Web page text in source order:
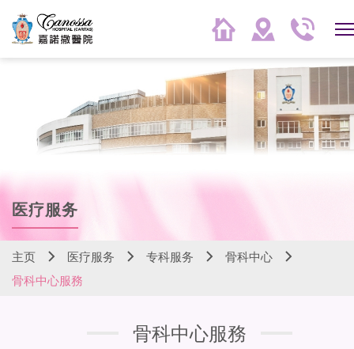
医疗服务
主页 医疗服务 专科服务
骨科中心
骨科中心服務
骨科中心服務